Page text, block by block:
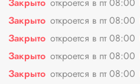
Закрыто откроется в пт 08:00
Закрыто откроется в пт 08:00
Закрыто откроется в пт 08:00
Закрыто откроется в пт 08:00